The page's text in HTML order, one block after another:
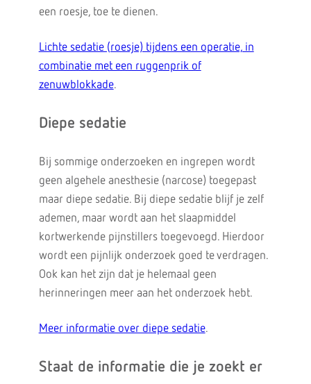
een roesje, toe te dienen.
Lichte sedatie (roesje) tijdens een operatie, in
combinatie met een ruggenprik of
zenuwblokkade.
Diepe sedatie
Bij sommige onderzoeken en ingrepen wordt
geen algehele anesthesie (narcose) toegepast
maar diepe sedatie. Bij diepe sedatie blijf je zelf
ademen, maar wordt aan het slaapmiddel
kortwerkende pijnstillers toegevoegd. Hierdoor
wordt een pijnlijk onderzoek goed te verdragen.
Ook kan het zijn dat je helemaal geen
herinneringen meer aan het onderzoek hebt.
Meer informatie over diepe sedatie.
Staat de informatie die je zoekt er